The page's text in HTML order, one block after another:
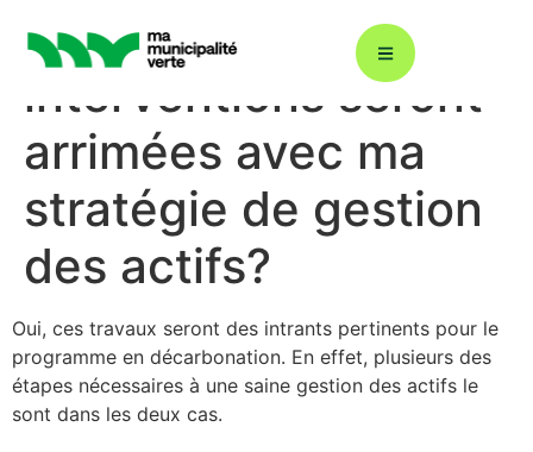
Décarbonation : ÉcoÉnergie 360
Plans climat
Énergies renouvelables
Est-ce que les
interventions seront
arrimées avec ma
stratégie de gestion
des actifs?
Oui, ces travaux seront des intrants pertinents pour le
programme en décarbonation. En effet, plusieurs des
étapes nécessaires à une saine gestion des actifs le
sont dans les deux cas.